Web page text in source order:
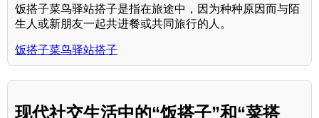
饭搭子菜鸟驿站搭子是指在旅途中，因为种种原因而与陌
生人或新朋友一起共进餐或共同旅行的人。
饭搭子菜鸟驿站搭子
现代社交生活中的“饭搭子”和“菜搭